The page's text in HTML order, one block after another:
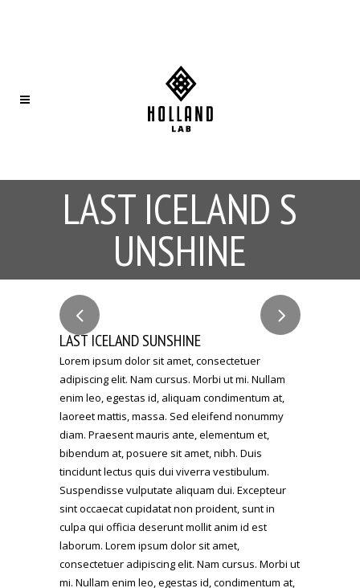
LAST ICELAND S
UNSHINE
LAST ICELAND SUNSHINE
Lorem ipsum dolor sit amet, consectetuer
adipiscing elit. Nam cursus. Morbi ut mi. Nullam
enim leo, egestas id, aliquam condimentum at,
laoreet mattis, massa. Sed eleifend nonummy
diam. Praesent mauris ante, elementum et,
bibendum at, posuere sit amet, nibh. Duis
tincidunt lectus quis dui viverra vestibulum.
Suspendisse vulputate aliquam dui. Excepteur
sint occaecat cupidatat non proident, sunt in
culpa qui officia deserunt mollit anim id est
laborum. Lorem ipsum dolor sit amet,
consectetuer adipiscing elit. Nam cursus. Morbi ut
mi. Nullam enim leo, egestas id, condimentum at,